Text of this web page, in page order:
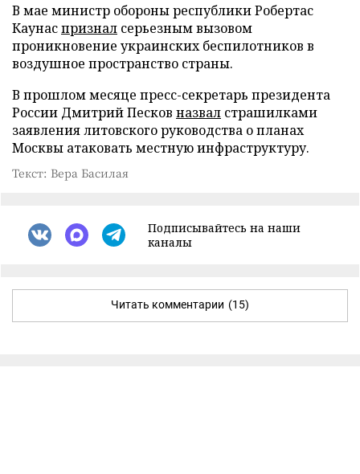
В мае министр обороны республики Робертас
Каунаспризнал серьезным вызовом
проникновение украинских беспилотников в
воздушное пространство страны.
В прошлом месяце пресс-секретарь президента
России Дмитрий Песков назвал страшилками
заявления литовского руководства о планах
Москвы атаковать местную инфраструктуру.
Текст: Вера Басилая
Подписывайтесь на наши
каналы
Читать комментарии (15)